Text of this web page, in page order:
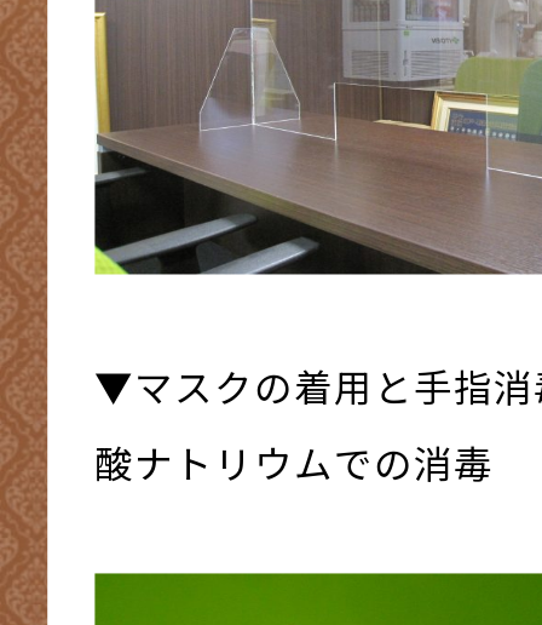
▼マスクの着用と手指
酸ナトリウムでの消毒